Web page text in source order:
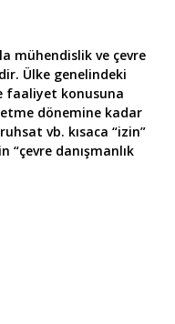
mühendislik ve çevre
Ülke genelindeki
faaliyet konusuna
dönemine kadar
vb. kısaca “izin”
“çevre danışmanlık